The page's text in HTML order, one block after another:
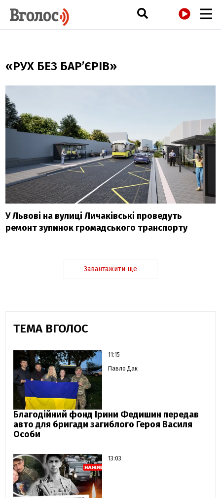
«РУХ БЕЗ БАР’ЄРІВ»
У Львові на вулиці Личаківські проведуть
ремонт зупинок громадського транспорту
Завантажити ще
ТЕМА ВГОЛОС
11:15
Павло Дак
Благодійний фонд Ірини Федишин передав
авто для бригади загиблого Героя Василя
Особи
13:03